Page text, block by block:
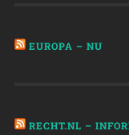
EUROPA – NU
RECHT.NL –